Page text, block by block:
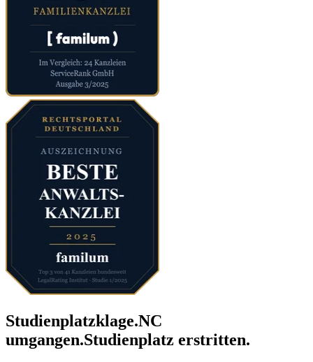
Studienplatzklage.NC
umgangen.Studienplatz erstritten.